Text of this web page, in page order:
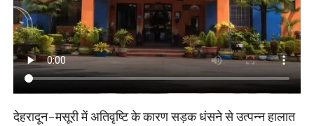
देहरादून-मसूरी में अतिवृष्टि के कारण सड़क धंसने से उत्पन्न हालात